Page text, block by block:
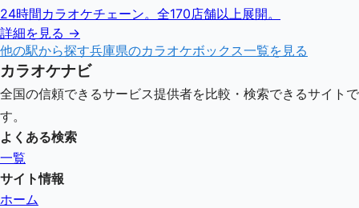
24時間カラオケチェーン。全170店舗以上展開。
詳細を見る →
他の駅から探す兵庫県のカラオケボックス一覧を見る
カラオケナビ
全国の信頼できるサービス提供者を比較・検索できるサイトで
す。
よくある検索
一覧
サイト情報
ホーム